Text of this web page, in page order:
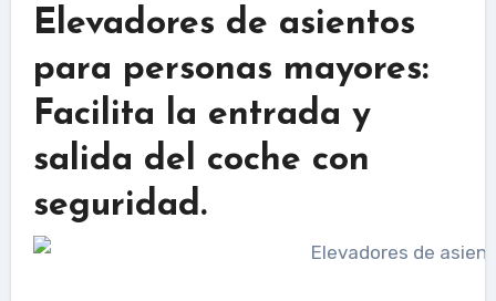
Elevadores de asientos
para personas mayores:
Facilita la entrada y
salida del coche con
seguridad.